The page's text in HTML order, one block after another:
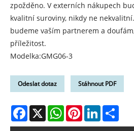
zpožděno. V externích nákupech
kvalitní suroviny, nikdy ne
budeme vaším partnerem a
příležitost.
Modelka:GMG06-3
Odeslat dotaz Stáhnout PDF
Facebook
X WhatsAppPinterestLinkedIn